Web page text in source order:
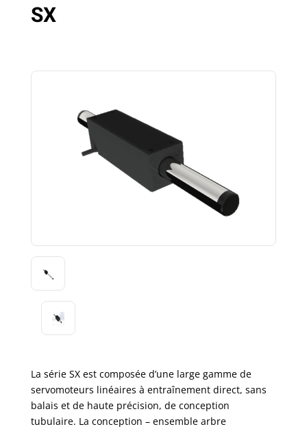
SX
La série SX est composée d’une large gamme de
servomoteurs linéaires à entraînement direct, sans
balais et de haute précision, de conception
tubulaire. La conception – ensemble arbre